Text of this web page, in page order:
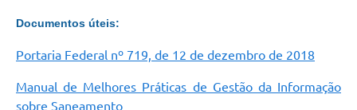
Documentos úteis:
Portaria Federal nº 719, de 12 de dezembro de 2018
Manual de Melhores Práticas de Gestão da Informação
sobre Saneamento